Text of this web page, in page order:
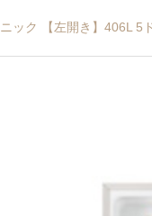
ック 【左開き】406L